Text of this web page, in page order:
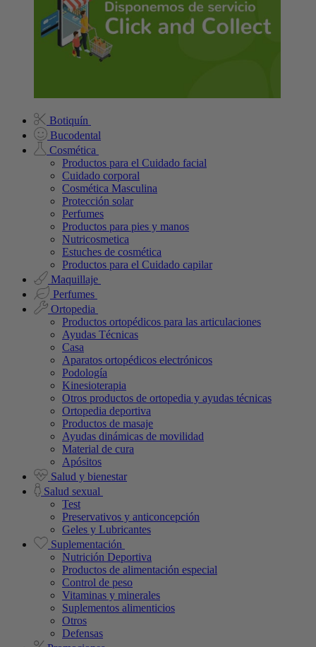
Botiquín
Bucodental
Cosmética
Productos para el Cuidado facial
Cuidado corporal
Cosmética Masculina
Protección solar
Perfumes
Productos para pies y manos
Nutricosmetica
Estuches de cosmética
Productos para el Cuidado capilar
Maquillaje
Perfumes
Ortopedia
Productos ortopédicos para las articulaciones
Ayudas Técnicas
Casa
Aparatos ortopédicos electrónicos
Podología
Kinesioterapia
Otros productos de ortopedia y ayudas técnicas
Ortopedia deportiva
Productos de masaje
Ayudas dinámicas de movilidad
Material de cura
Apósitos
Salud y bienestar
Salud sexual
Test
Preservativos y anticoncepción
Geles y Lubricantes
Suplementación
Nutrición Deportiva
Productos de alimentación especial
Control de peso
Vitaminas y minerales
Suplementos alimenticios
Otros
Defensas